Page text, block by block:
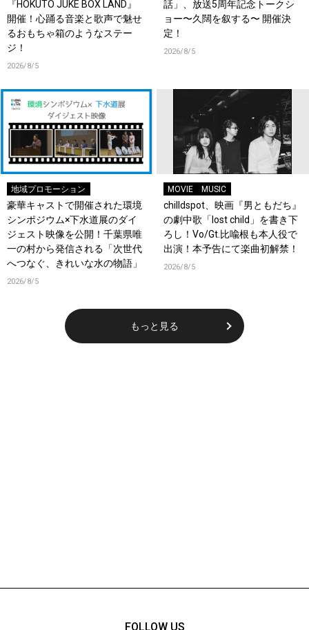
『HOKUTO JUKE BOX LAND』
開催！心踊る音楽と歌声で魅せ
るおもちゃ箱のようなステー
ジ！
2026/8/5
話」、放送5周年記念トークシ
ョー〜久闊を叙する〜 開催決
定！
2026/8/5
地域プロモーション
豪華キャストで開催された環境
シンポジウム×下水道展のダイ
ジェスト映像を公開！千葉県唯
一の村から発信される「次世代
へつなぐ、きれいな水の物語」
2026/8/5
MOVIE MUSIC
chilldspot、映画『男ともだち』
の劇中歌「lost child」を書き下
ろし！Vo/Gt.比喩根も本人役で
出演！本予告にて楽曲初解禁！
2026/8/5
もっと見る
FOLLOW US